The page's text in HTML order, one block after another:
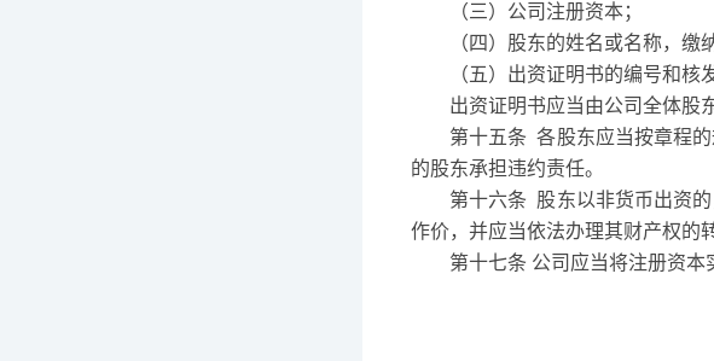
（三）公司注册资本；
（四）股东的姓名或名称，缴
（五）出资证明书的编号和核
出资证明书应当由公司全体股
第十五条 各股东应当按章程
的股东承担违约责任。
第十六条 股东以非货币出资
作价，并应当依法办理其财产权的
第十七条 公司应当将注册资本